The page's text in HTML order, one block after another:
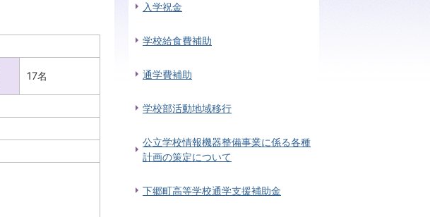
17名
入学祝金
学校給食費補助
通学費補助
学校部活動地域移行
公立学校情報機器整備事業に係る各種
計画の策定について
下郷町高等学校通学支援補助金